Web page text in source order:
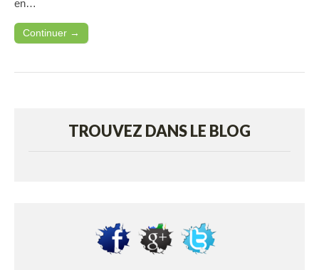
en…
Continuer →
TROUVEZ DANS LE BLOG